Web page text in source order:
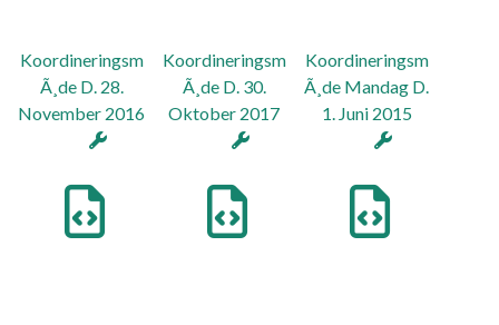
Koordineringsm
Ã¸de D. 28.
November 2016
Koordineringsm
Ã¸de D. 30.
Oktober 2017
Koordineringsm
Ã¸de Mandag D.
1. Juni 2015